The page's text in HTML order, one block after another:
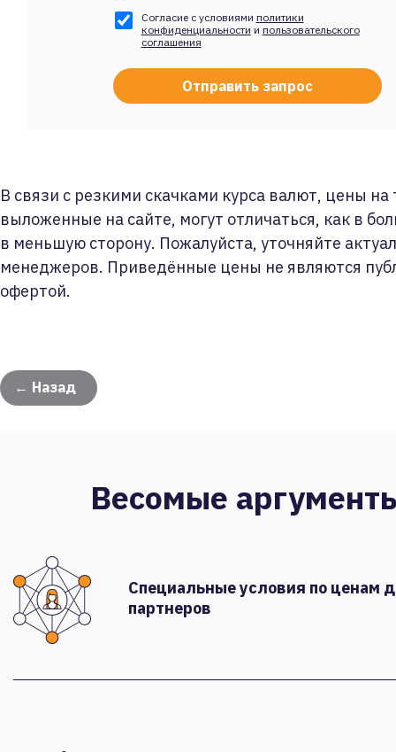
Согласие с условиями политики
конфиденциальности и пользовательского
соглашения
В связи с резкими скачками курса валют, цены на
выложенные на сайте, могут отличаться, как в
в меньшую сторону. Пожалуйста, уточняйте
менеджеров. Приведённые цены не являются
офертой.
← Назад
Весомые
Специальные условия по ценам
партнеров